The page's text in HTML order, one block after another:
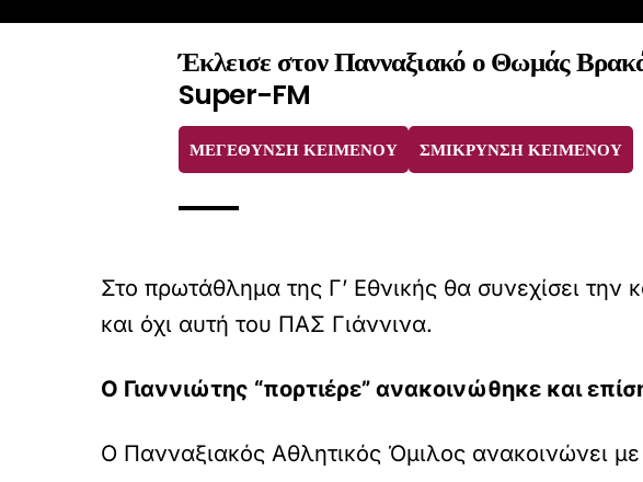
Έκλεισε στον Πανναξιακό ο Θωμάς
Super-FM
ΜΕΓΕΘΥΝΣΗ ΚΕΙΜΕΝΟΥ ΣΜΙΚΡΥΝΣΗ ΚΕΙΜΕΝΟΥ
Στο πρωτάθλημα της Γ’ Εθνικής θα συνεχίσει
και όχι αυτή του ΠΑΣ Γιάννινα.
Ο Γιαννιώτης “πορτιέρε” ανακοινώθηκε και
Ο Πανναξιακός Αθλητικός Όμιλος ανακοινώνει